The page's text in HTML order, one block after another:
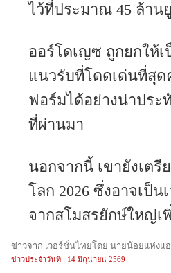
ไว้ที่ประมาณ 45 ล้าน
ออร์โดเญซ ถูกยกให้เ
แนวรับที่โดดเด่นที่สุด
ฟอร์มได้อย่างน่าประ
ที่ผ่านมา
นอกจากนี้ เขายังเต
โลก 2026 ซึ่งอาจเป็
จากสโมสรยักษ์ใหญ่เ
ข่าวจาก เวอร์ชั่นไทยโดย นายน้อยแห่งแ
ข่าวประจำวันที่ : 14 มิถุนายน 2569